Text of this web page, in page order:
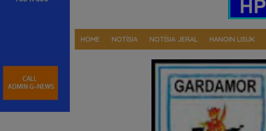
HOME NOTÍSIA NOTÍSIA JERAL HANOIN LISUK